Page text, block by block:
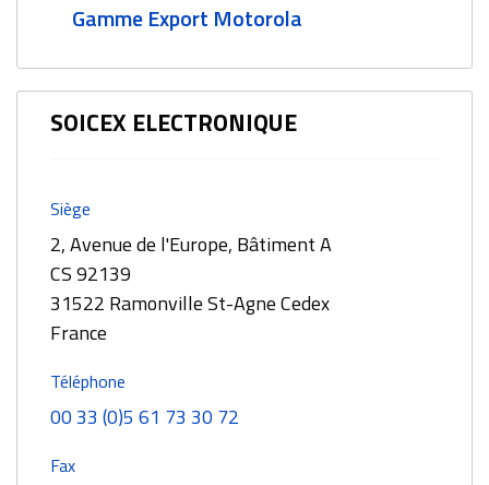
Gamme Export Motorola
SOICEX ELECTRONIQUE
Siège
2, Avenue de l'Europe, Bâtiment A
CS 92139
31522 Ramonville St-Agne Cedex
France
Téléphone
00 33 (0)5 61 73 30 72
Fax